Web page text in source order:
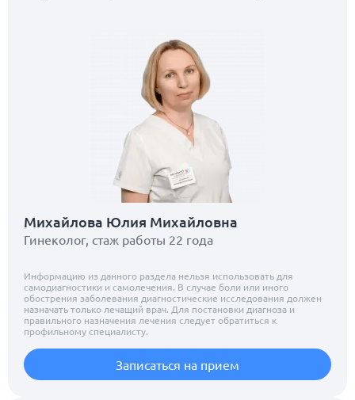
Михайлова Юлия Михайловна
Гинеколог, стаж работы 22 года
Информацию из данного раздела нельзя использовать для
самодиагностики и самолечения. В случае боли или иного
обострения заболевания диагностические исследования должен
назначать только лечащий врач. Для постановки диагноза и
правильного назначения лечения следует обратиться к
профильному специалисту.
Записаться на прием